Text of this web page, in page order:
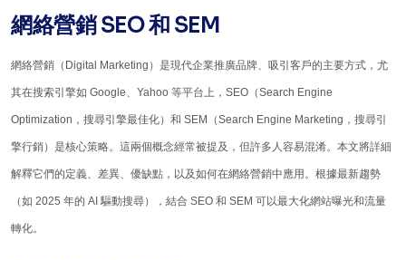
網絡營銷 SEO 和 SEM
網絡營銷（Digital Marketing）是現代企業推廣品牌、吸引客戶的主要方式，尤
其在搜索引擎如 Google、Yahoo 等平台上，SEO（Search Engine
Optimization，搜尋引擎最佳化）和 SEM（Search Engine Marketing，搜尋引
擎行銷）是核心策略。這兩個概念經常被提及，但許多人容易混淆。本文將詳細
解釋它們的定義、差異、優缺點，以及如何在網絡營銷中應用。根據最新趨勢
（如 2025 年的 AI 驅動搜尋），結合 SEO 和 SEM 可以最大化網站曝光和流量
轉化。